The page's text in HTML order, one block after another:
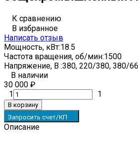
К сравнению
В избранное
Написать отзыв
Мощность, кВт:18.5
Частота вращения, об/мин:1500
Напряжение, В :380, 220/380, 380/
В наличии
30 000 ₽
1
1
В корзину
Запросить счет/КП
Описание